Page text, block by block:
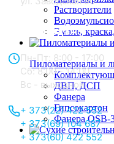
Растворители
Эмаль,
Пиломатериалы и
ДВП, ДСП
Фанера
Гипсокартон
Фанера OSB-
Отдел продаж:
Пн-Пт: 8:00 - 17:00
Сб: 8:00 - 14:00,
Вс - выходной
+ 373(22) 422 552
+ 373(69) 104 687
+ 373(60) 422 552